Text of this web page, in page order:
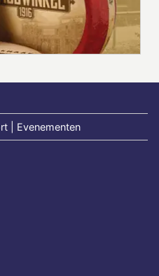
| Evenementen